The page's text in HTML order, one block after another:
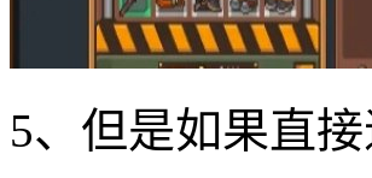
5、但是如果直